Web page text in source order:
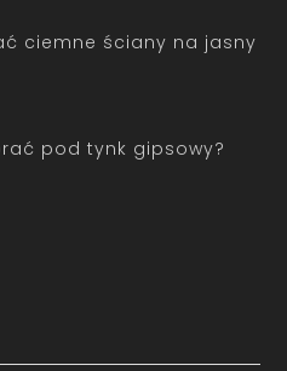
ciemne ściany na jasny
pod tynk gipsowy?